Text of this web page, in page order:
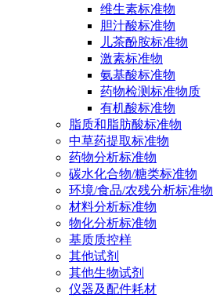
维生素标准物
胆汁酸标准物
儿茶酚胺标准物
激素标准物
氨基酸标准物
药物检测标准物质
有机酸标准物
脂质和脂肪酸标准物
中草药提取标准物
药物分析标准物
碳水化合物/糖类标准物
环境/食品/农残分析标准物
材料分析标准物
物化分析标准物
基质质控样
其他试剂
其他生物试剂
仪器及配件耗材